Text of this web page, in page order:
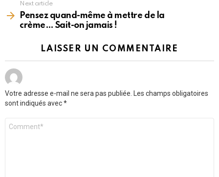
Next article
Pensez quand-même à mettre de la
crème… Sait-on jamais !
LAISSER UN COMMENTAIRE
Votre adresse e-mail ne sera pas publiée.
Les champs obligatoires
sont indiqués avec*